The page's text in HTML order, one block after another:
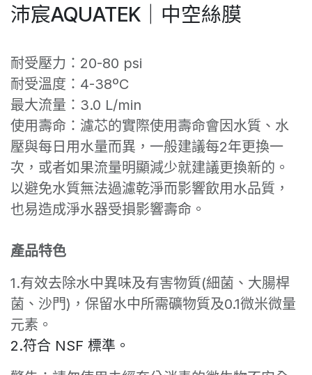
沛宸AQUATEK｜中空絲膜
耐受壓力：20-80 psi
耐受溫度：4-38ºC
最大流量：3.0 L/min
使用壽命：濾芯的實際使用壽命會因水質、水
壓與每日用水量而異，一般建議每2年更換一
次，或者如果流量明顯減少就建議更換新的。
以避免水質無法過濾乾淨而影響飲用水品質，
也易造成淨水器受損影響壽命。
產品特色
1.有效去除水中異味及有害物質(細菌、大腸桿
菌、沙門)，保留水中所需礦物質及0.1微米微量
元素。
2.符合 NSF 標準。